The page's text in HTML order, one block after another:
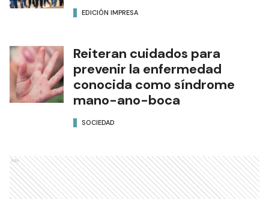
EDICIÓN IMPRESA
Reiteran cuidados para
prevenir la enfermedad
conocida como síndrome
mano-ano-boca
SOCIEDAD
Ads